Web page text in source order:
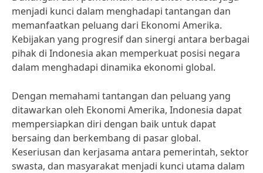
menjadi kunci dalam menghadapi tantangan dan
memanfaatkan peluang dari Ekonomi Amerika.
Kebijakan yang progresif dan sinergi antara berbagai
pihak di Indonesia akan memperkuat posisi negara
dalam menghadapi dinamika ekonomi global.
Dengan memahami tantangan dan peluang yang
ditawarkan oleh Ekonomi Amerika, Indonesia dapat
mempersiapkan diri dengan baik untuk dapat
bersaing dan berkembang di pasar global.
Keseriusan dan kerjasama antara pemerintah, sektor
swasta, dan masyarakat menjadi kunci utama dalam